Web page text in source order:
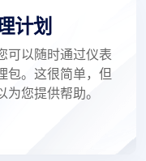
计划
可以随时通过仪表
包。这很简单，但
您提供帮助。